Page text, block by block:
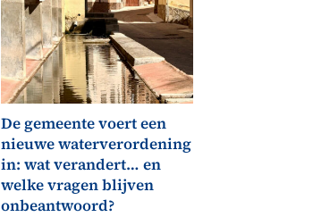
De gemeente voert een
nieuwe waterverordening
in: wat verandert… en
welke vragen blijven
onbeantwoord?